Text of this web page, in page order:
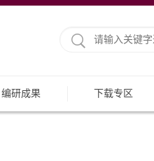
编研成果 下载专区